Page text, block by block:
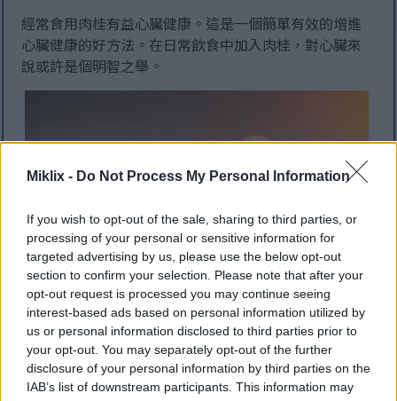
Miklix - Do Not Process My Personal Information
If you wish to opt-out of the sale, sharing to third parties, or
processing of your personal or sensitive information for
targeted advertising by us, please use the below opt-out
section to confirm your selection. Please note that after your
opt-out request is processed you may continue seeing
interest-based ads based on personal information utilized by
us or personal information disclosed to third parties prior to
your opt-out. You may separately opt-out of the further
disclosure of your personal information by third parties on the
IAB’s list of downstream participants. This information may
經常食用肉桂有益心臟健康。這是一個簡單有效的增進
心臟健康的好方法。在日常飲食中加入肉桂，對心臟來
說或許是個明智之舉。
肉桂棒的特寫鏡頭，背景有一個發光的心形符號。.
按一下或點擊圖片以獲得更多資訊和更高解析度。